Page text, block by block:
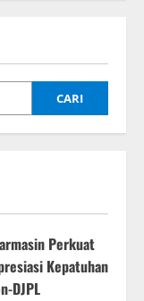
CARI
Perkuat
Kepatuhan
DJPL